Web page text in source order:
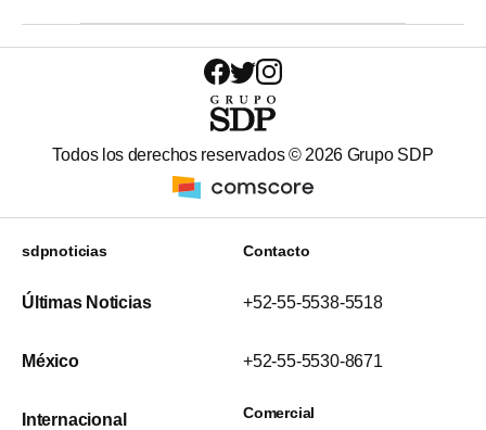
Todos los derechos reservados © 2026 Grupo SDP
sdpnoticias
Últimas Noticias
México
Internacional
Contacto
+52-55-5538-5518
+52-55-5530-8671
Comercial